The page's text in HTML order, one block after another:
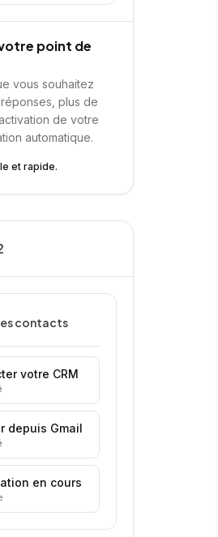
point de
vous souhaitez
plus de
de votre
automatique.
et rapide.
contacts
votre CRM
depuis Gmail
en cours